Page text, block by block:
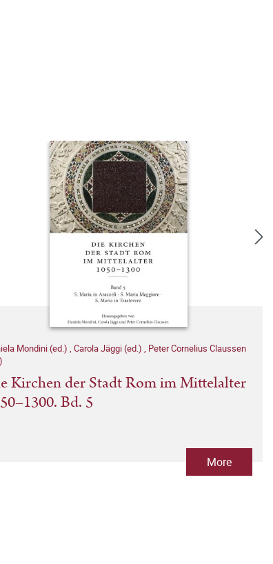
Mondini (ed.) , Carola Jäggi (ed.) , Peter Cornelius Claussen
Kirchen der Stadt Rom im Mittelalter
Bd. 5
More